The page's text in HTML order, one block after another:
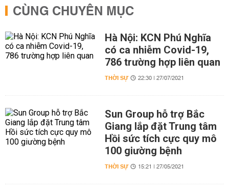
CÙNG CHUYÊN MỤC
Hà Nội: KCN Phú Nghĩa
có ca nhiễm Covid-19,
786 trường hợp liên quan
THỜI SỰ 22:30 | 27/07/2021
Sun Group hỗ trợ Bắc
Giang lắp đặt Trung tâm
Hồi sức tích cực quy mô
100 giường bệnh
THỜI SỰ 15:21 | 27/05/2021